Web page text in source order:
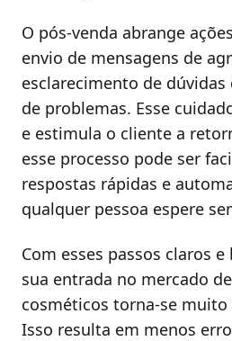
O pós-venda abrange
envio de mensagens de
esclarecimento de dúvidas
de problemas. Esse
e estimula o cliente a
esse processo pode ser
respostas rápidas e
qualquer pessoa espere
Com esses passos claros
sua entrada no mercado
cosméticos torna-se
Isso resulta em menos